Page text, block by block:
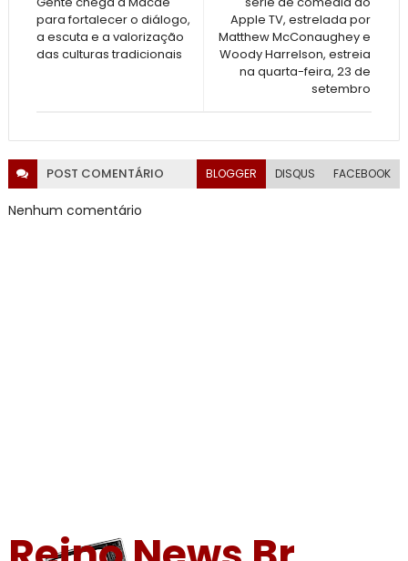
Apple TV, estrelada por
Matthew McConaughey e
Woody Harrelson, estreia
na quarta-feira, 23 de
setembro
para fortalecer o diálogo,
a escuta e a valorização
das culturas tradicionais
POST COMENTÁRIO BLOGGER DISQUS FACEBOOK
Nenhum comentário